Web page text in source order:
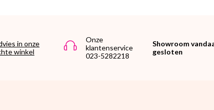
in onze
winkel
Onze
klantenservice
023-5282218
Showroom
gesloten